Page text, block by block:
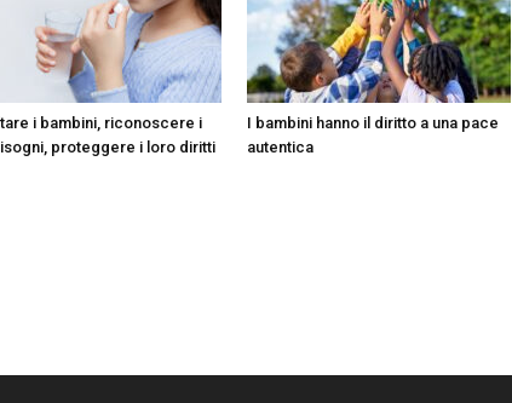
i bambini, riconoscere i
proteggere i loro diritti
I bambini hanno il diritto a una pace
autentica